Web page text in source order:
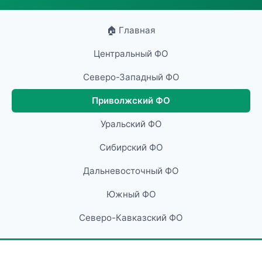
🏠 Главная
Центральный ФО
Северо-Западный ФО
Приволжский ФО
Уральский ФО
Сибирский ФО
Дальневосточный ФО
Южный ФО
Северо-Кавказский ФО